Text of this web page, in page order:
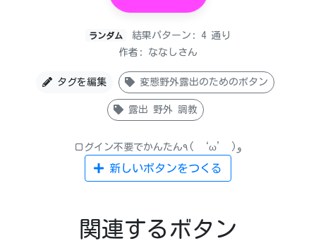
ランダム
結果パターン: 4 通り
作者: ななしさん
タグを編集 変態野外露出のためのボタン
露出 野外 調教
ログイン不要でかんたん٩( ‘ω’ )و
新しいボタンをつくる
関連するボタン